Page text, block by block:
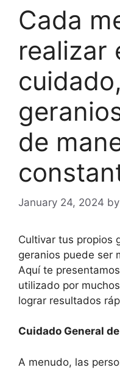
Cada
realizar
de
January 24, 2024 by
Cultivar tus propios
geranios puede ser
Aquí te
utilizado por
lograr resultados
Cuidado General
A menudo, las